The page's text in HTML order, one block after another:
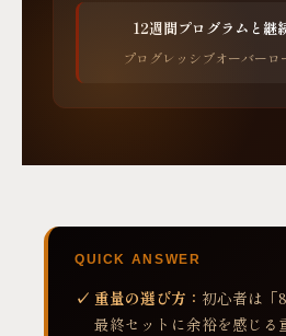
12週間プログラムと継
プログレッシブオーバーロ
QUICK ANSWER
重量の選び方： 初心者は「
最終セットに余裕を感じる